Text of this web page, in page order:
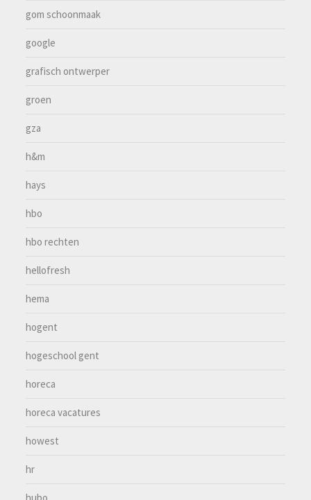
gom schoonmaak
google
grafisch ontwerper
groen
gza
h&m
hays
hbo
hbo rechten
hellofresh
hema
hogent
hogeschool gent
horeca
horeca vacatures
howest
hr